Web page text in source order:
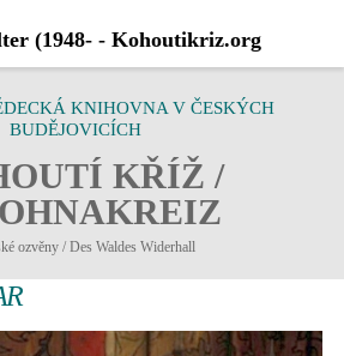
KNIHOVNA V ČESKÝCH
BUDĚJOVICÍCH
KŘÍŽ /
ozvěny / Des Waldes Widerhall
(1948- - Kohoutikriz.org